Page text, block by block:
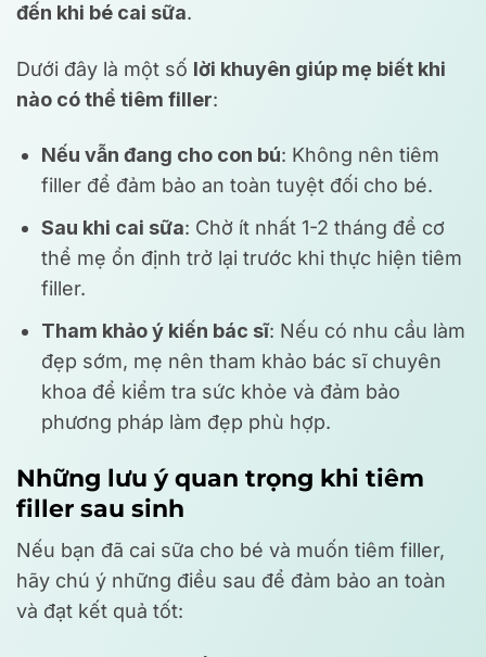
đến khi bé cai sữa.
Dưới đây là một số lời khuyên giúp mẹ biết khi
nào có thể tiêm filler:
Nếu vẫn đang cho con bú: Không nên tiêm
filler để đảm bảo an toàn tuyệt đối cho bé.
Sau khi cai sữa: Chờ ít nhất 1-2 tháng để cơ
thể mẹ ổn định trở lại trước khi thực hiện tiêm
filler.
Tham khảo ý kiến bác sĩ: Nếu có nhu cầu làm
đẹp sớm, mẹ nên tham khảo bác sĩ chuyên
khoa để kiểm tra sức khỏe và đảm bảo
phương pháp làm đẹp phù hợp.
Những lưu ý quan trọng khi tiêm
filler sau sinh
Nếu bạn đã cai sữa cho bé và muốn tiêm filler,
hãy chú ý những điều sau để đảm bảo an toàn
và đạt kết quả tốt: